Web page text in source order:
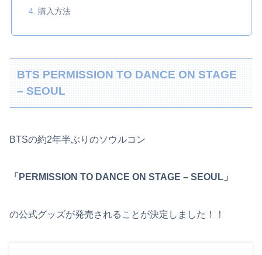
購入方法
BTS PERMISSION TO DANCE ON STAGE
– SEOUL
BTSの約2年半ぶりのソウルコン
「PERMISSION TO DANCE ON STAGE – SEOUL」
の公式グッズが発売されることが決定しました！！